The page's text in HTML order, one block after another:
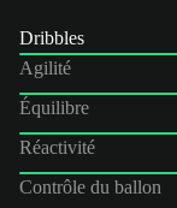
Dribbles
Agilité
Équilibre
Réactivité
Contrôle du ballon